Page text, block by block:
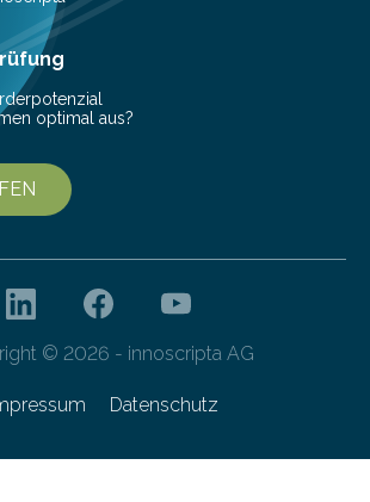
Ohne sie besteht die weltweite
optimal aus?
© 2026 - innoscripta AG
Datenschutz